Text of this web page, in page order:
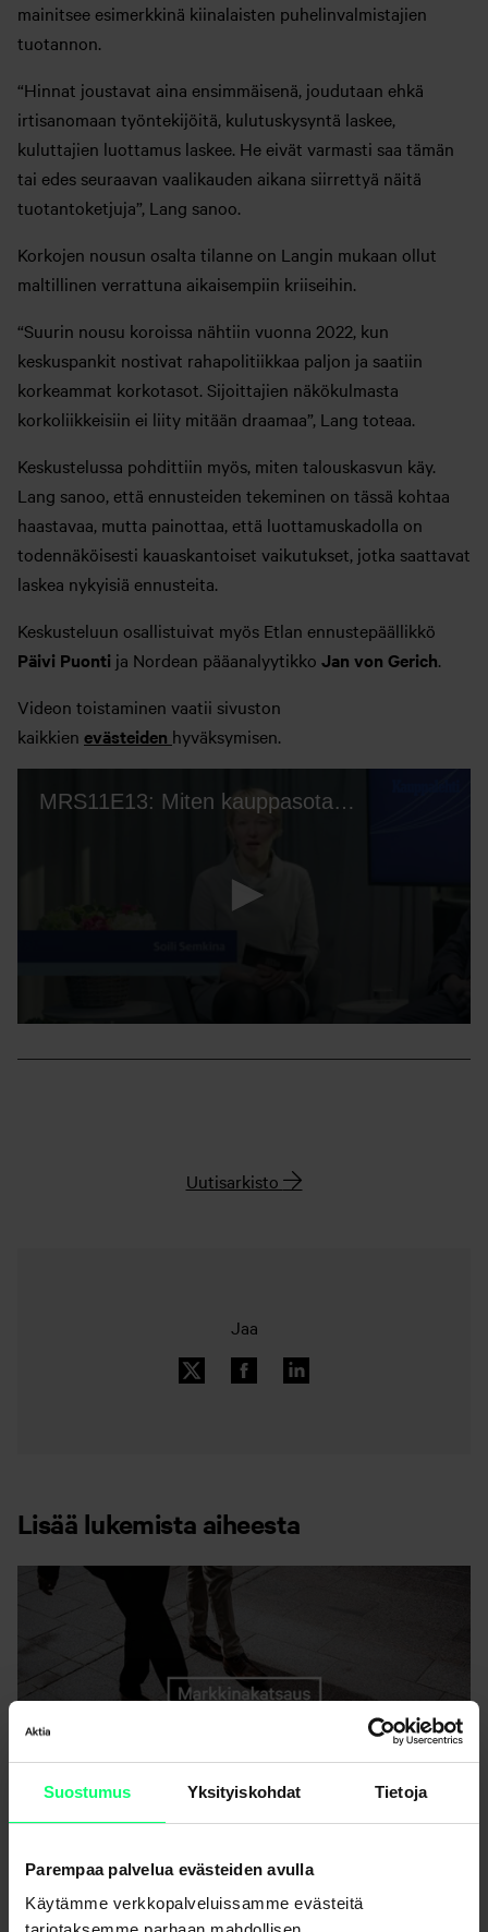
Suostumus Yksityiskohdat Tietoja
Parempaa palvelua evästeiden avulla
Käytämme verkkopalveluissamme evästeitä
mainitsee esimerkkinä kiinalaisten puhelinvalmistajien
tuotannon.
“Hinnat joustavat aina ensimmäisenä, joudutaan ehkä
irtisanomaan työntekijöitä, kulutuskysyntä laskee,
kuluttajien luottamus laskee. He eivät varmasti saa tämän
tai edes seuraavan vaalikauden aikana siirrettyä näitä
tuotantoketjuja”, Lang sanoo.
Korkojen nousun osalta tilanne on Langin mukaan ollut
maltillinen verrattuna aikaisempiin kriiseihin.
“Suurin nousu koroissa nähtiin vuonna 2022, kun
keskuspankit nostivat rahapolitiikkaa paljon ja saatiin
korkeammat korkotasot. Sijoittajien näkökulmasta
korkoliikkeisiin ei liity mitään draamaa”, Lang toteaa.
Keskustelussa pohdittiin myös, miten talouskasvun käy.
Lang sanoo, että ennusteiden tekeminen on tässä kohtaa
haastavaa, mutta painottaa, että luottamuskadolla on
todennäköisesti kauaskantoiset vaikutukset, jotka saattavat
laskea nykyisiä ennusteita.
Keskusteluun osallistuivat myös Etlan ennustepäällikkö
Päivi Puonti ja Nordean pääanalyytikko Jan von Gerich.
Videon toistaminen vaatii sivuston
kaikkien evästeiden hyväksymisen.
Uutisarkisto
Jaa
Lisää lukemista aiheesta
epävarmuuden keskeltä toipuvaan markkinaan